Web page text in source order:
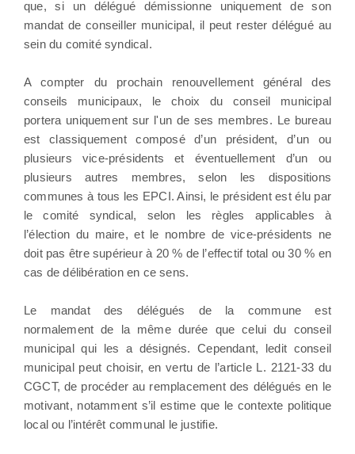
que, si un délégué démissionne uniquement de son
mandat de conseiller municipal, il peut rester délégué au
sein du comité syndical.
A compter du prochain renouvellement général des
conseils municipaux, le choix du conseil municipal
portera uniquement sur l'un de ses membres. Le bureau
est classiquement composé d’un président, d’un ou
plusieurs vice-présidents et éventuellement d’un ou
plusieurs autres membres, selon les dispositions
communes à tous les EPCI. Ainsi, le président est élu par
le comité syndical, selon les règles applicables à
l’élection du maire, et le nombre de vice-présidents ne
doit pas être supérieur à 20 % de l’effectif total ou 30 % en
cas de délibération en ce sens.
Le mandat des délégués de la commune est
normalement de la même durée que celui du conseil
municipal qui les a désignés. Cependant, ledit conseil
municipal peut choisir, en vertu de l’article L. 2121-33 du
CGCT, de procéder au remplacement des délégués en le
motivant, notamment s’il estime que le contexte politique
local ou l’intérêt communal le justifie.